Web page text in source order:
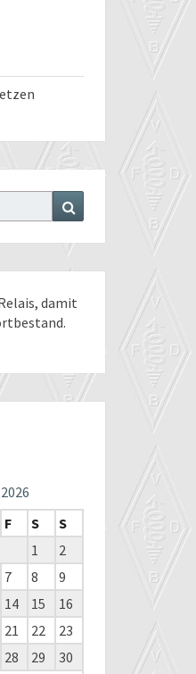
, damit
F S
S
1
2
7 8
9
14 15
16
21 22
23
28 29
30